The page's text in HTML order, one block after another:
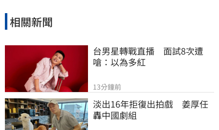
相關新聞
台男星轉戰直播　面試8次遭
嗆：以為多紅
13分鐘前
淡出16年拒復出拍戲　姜厚任
轟中國劇組